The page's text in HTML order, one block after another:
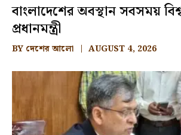
বাংলাদেশের অবস্থান সবসময়
প্রধানমন্ত্রী
BY দেশের আলো AUGUST 4, 2026